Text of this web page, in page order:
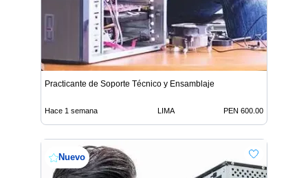
Practicante de Soporte Técnico y Ensamblaje
Hace 1 semana LIMA PEN 600.00
Nuevo